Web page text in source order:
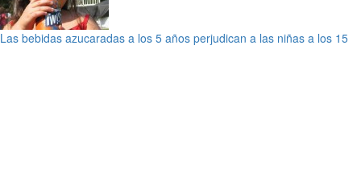
Las bebidas azucaradas a los 5 años perjudican a las niñas a los 15